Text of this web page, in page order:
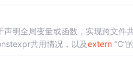
声明全局变量或函数，实现跨文件
共用情况，以及extern “C”